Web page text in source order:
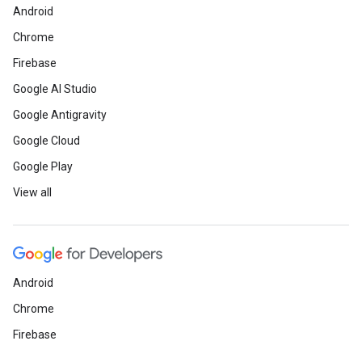
Android
Chrome
Firebase
Google AI Studio
Google Antigravity
Google Cloud
Google Play
View all
Android
Chrome
Firebase